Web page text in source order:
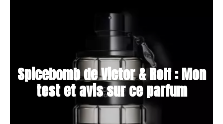
Spicebomb de Victor & Rolf : Mon
test et avis sur ce parfum